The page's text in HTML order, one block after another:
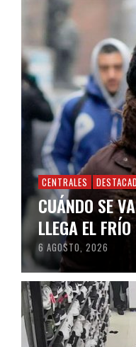
CENTRALES
CUÁNDO SE
LLEGA EL FRÍO
6 AGOSTO, 2026